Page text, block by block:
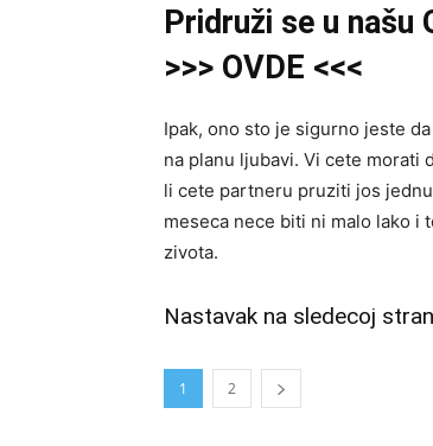
Pridruži se u našu
>>> OVDE <<<
Ipak, ono sto je sigurno jeste
na planu ljubavi. Vi cete morati
li cete partneru pruziti jos
meseca nece biti ni malo lako i
zivota.
Nastavak na sledecoj
1 2